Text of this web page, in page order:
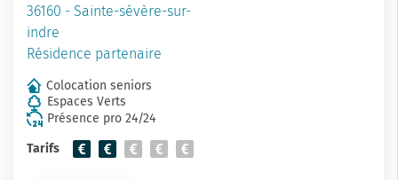
36160 - Sainte-sévère-sur-
indre
Résidence partenaire
Colocation seniors
Espaces Verts
Présence pro 24/24
Tarifs